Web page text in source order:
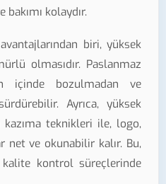
kolaydır.
biri, yüksek
olmasıdır. Paslanmaz
içinde bozulmadan ve
Ayrıca, yüksek
teknikleri ile, logo,
net ve okunabilir kalır. Bu,
kontrol süreçlerinde